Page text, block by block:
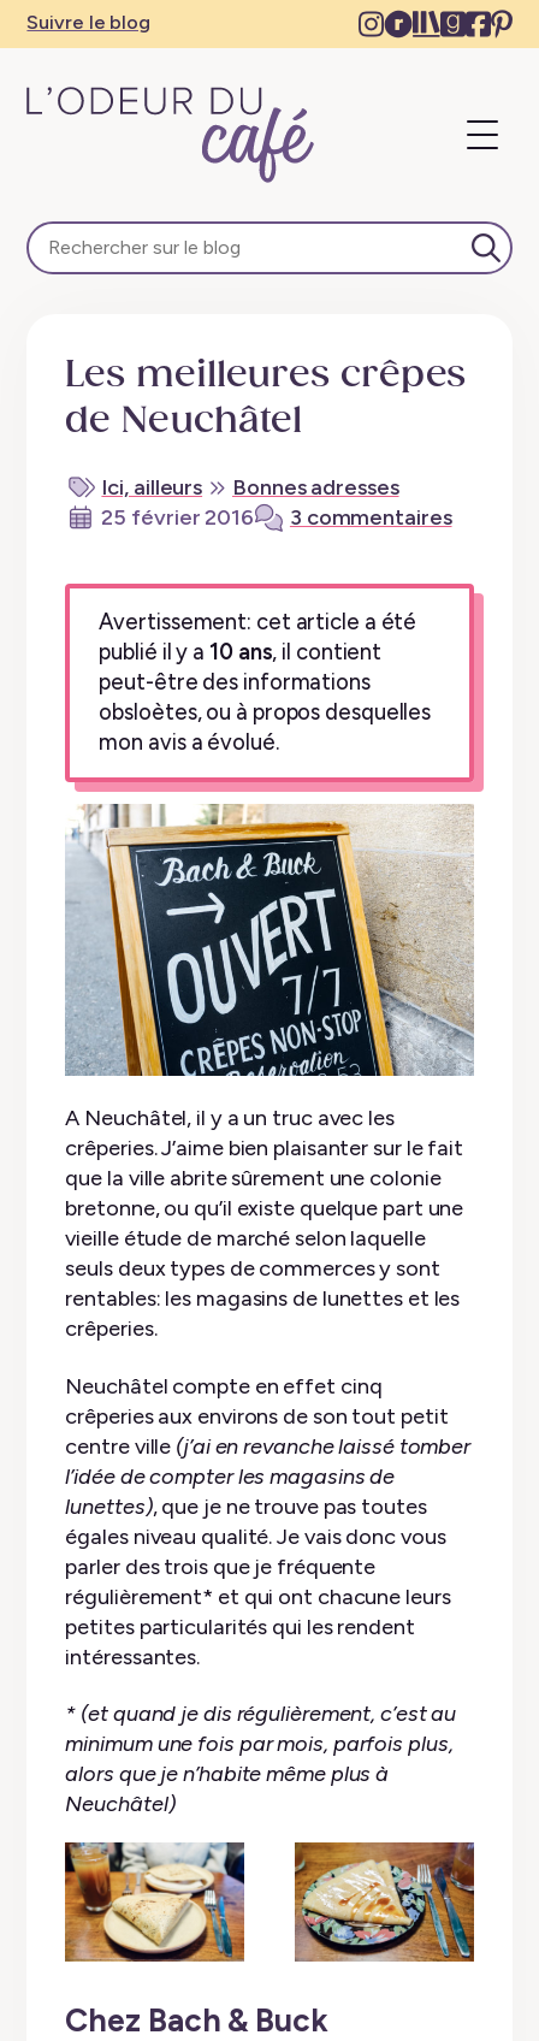
Suivre le blog
Instagram
–
Ravelry
–
The
tab
– – –
Les meilleures crêpes
de Neuchâtel
Ici, ailleurs
Bonnes adresses
25 février 2016
3 commentaires
Avertissement: cet article a été
publié il y a 10 ans, il contient
peut-être des informations
obsloètes, ou à propos desquelles
mon avis a évolué.
A Neuchâtel, il y a un truc avec les
crêperies. J’aime bien plaisanter sur le fait
que la ville abrite sûrement une colonie
bretonne, ou qu’il existe quelque part une
vieille étude de marché selon laquelle
seuls deux types de commerces y sont
rentables: les magasins de lunettes et les
crêperies.
Neuchâtel compte en effet cinq
crêperies aux environs de son tout petit
centre ville (j’ai en revanche laissé tomber
l’idée de compter les magasins de
lunettes), que je ne trouve pas toutes
égales niveau qualité. Je vais donc vous
parler des trois que je fréquente
régulièrement* et qui ont chacune leurs
petites particularités qui les rendent
intéressantes.
* (et quand je dis régulièrement, c’est au
minimum une fois par mois, parfois plus,
alors que je n’habite même plus à
Neuchâtel)
Chez Bach & Buck